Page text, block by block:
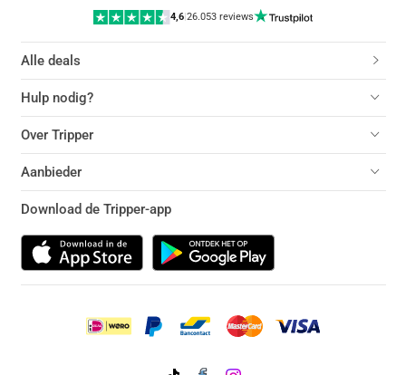
4,6 |26.053 reviews
Alle deals
Hulp nodig?
Over Tripper
Aanbieder
Download de Tripper-app